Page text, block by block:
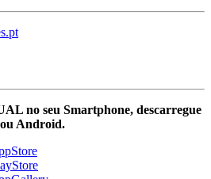
no seu Smartphone, descarregue
Android.